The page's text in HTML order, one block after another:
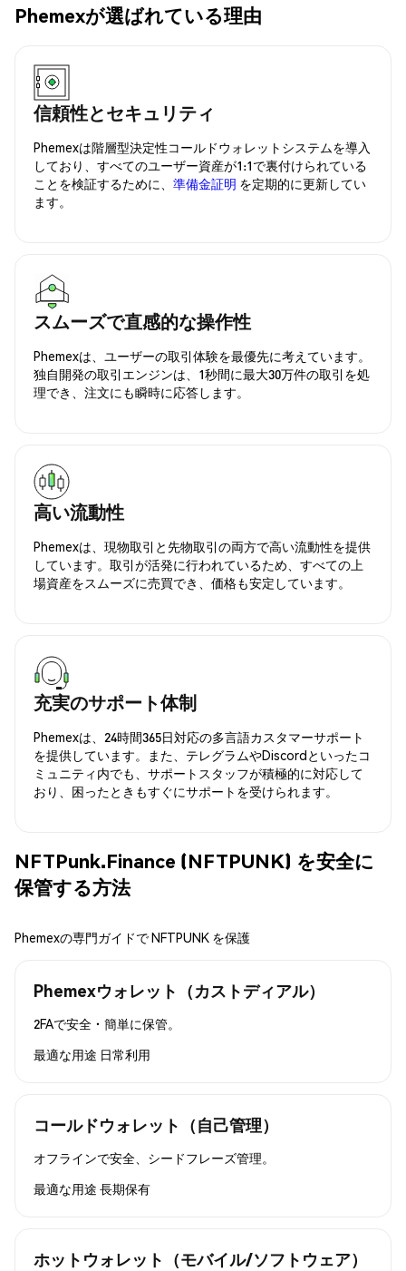
Phemexが選ばれている理由
信頼性とセキュリティ
Phemexは階層型決定性コールドウォレットシステムを導入
しており、すべてのユーザー資産が1:1で裏付けられている
ことを検証するために、 準備金証明 を定期的に更新してい
ます。
スムーズで直感的な操作性
Phemexは、ユーザーの取引体験を最優先に考えています。
独自開発の取引エンジンは、1秒間に最大30万件の取引を処
理でき、注文にも瞬時に応答します。
高い流動性
Phemexは、現物取引と先物取引の両方で高い流動性を提供
しています。取引が活発に行われているため、すべての上
場資産をスムーズに売買でき、価格も安定しています。
充実のサポート体制
Phemexは、24時間365日対応の多言語カスタマーサポート
を提供しています。また、テレグラムやDiscordといったコ
ミュニティ内でも、サポートスタッフが積極的に対応して
おり、困ったときもすぐにサポートを受けられます。
NFTPunk.Finance (NFTPUNK) を安全に
保管する方法
Phemexの専門ガイドで NFTPUNK を保護
Phemexウォレット（カストディアル）
2FAで安全・簡単に保管。
最適な用途 日常利用
コールドウォレット（自己管理）
オフラインで安全、シードフレーズ管理。
最適な用途 長期保有
ホットウォレット（モバイル/ソフトウェア）